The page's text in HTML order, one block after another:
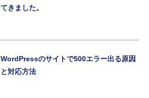
てきました。
WordPressのサイトで500エラー出る原因
と対応方法